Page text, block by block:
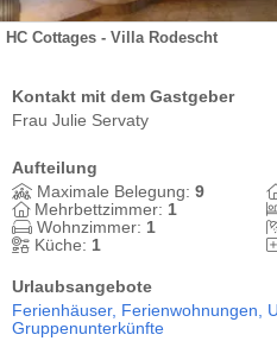
HC Cottages - Villa Rodescht
Kontakt mit dem Gastgeber
Frau Julie Servaty
Aufteilung
Maximale Belegung: 9
Mehrbettzimmer: 1
Wohnzimmer: 1
Küche: 1
Urlaubsangebote
Ferienhäuser, Ferienwohnungen,
Gruppenunterkünfte